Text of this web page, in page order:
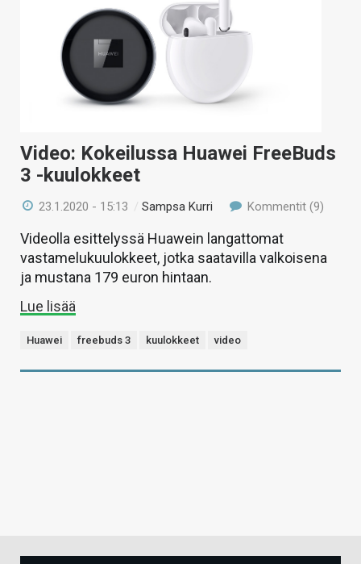
VAIHDA TEEMA
HAKU
Video: Kokeilussa Huawei FreeBuds
3 -kuulokkeet
23.1.2020 - 15:13 /Sampsa Kurri Kommentit (9)
Videolla esittelyssä Huawein langattomat
vastamelukuulokkeet, jotka saatavilla valkoisena
ja mustana 179 euron hintaan.
Lue lisää
Huawei freebuds 3 kuulokkeet video